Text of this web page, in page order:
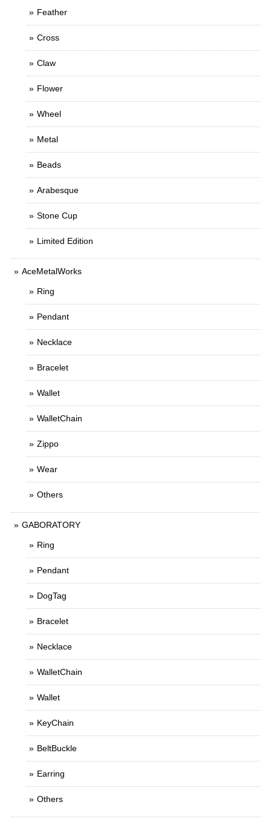
Feather
Cross
Claw
Flower
Wheel
Metal
Beads
Arabesque
Stone Cup
Limited Edition
AceMetalWorks
Ring
Pendant
Necklace
Bracelet
Wallet
WalletChain
Zippo
Wear
Others
GABORATORY
Ring
Pendant
DogTag
Bracelet
Necklace
WalletChain
Wallet
KeyChain
BeltBuckle
Earring
Others